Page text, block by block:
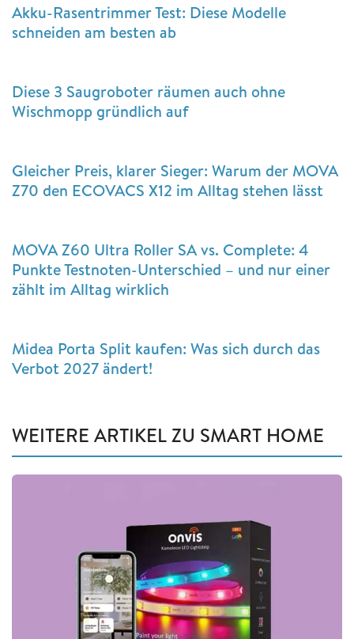
Akku-Rasentrimmer Test: Diese Modelle
schneiden am besten ab
Diese 3 Saugroboter räumen auch ohne
Wischmopp gründlich auf
Gleicher Preis, klarer Sieger: Warum der MOVA
Z70 den ECOVACS X12 im Alltag stehen lässt
MOVA Z60 Ultra Roller SA vs. Complete: 4
Punkte Testnoten-Unterschied – und nur einer
zählt im Alltag wirklich
Midea Porta Split kaufen: Was sich durch das
Verbot 2027 ändert!
WEITERE ARTIKEL ZU SMART HOME